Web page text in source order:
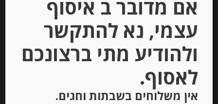
Out of
Stock
אם מדובר ב איסוף
עצמי, נא להתקשר
ולהודיע מתי ברצונכם
לאסוף.
אין משלוחים בשבתות וחגים.